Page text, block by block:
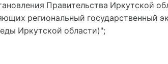
Правительства Иркутской
региональный государственный
Иркутской области)";